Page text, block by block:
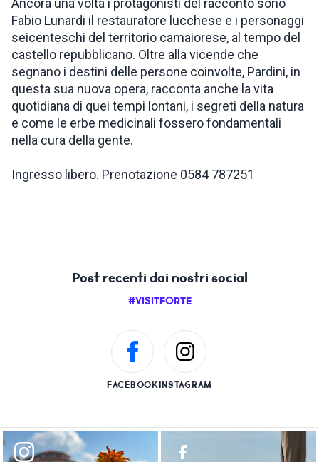
Ancora una volta i protagonisti del racconto sono
Fabio Lunardi il restauratore lucchese e i personaggi
seicenteschi del territorio camaiorese, al tempo del
castello repubblicano. Oltre alla vicende che
segnano i destini delle persone coinvolte, Pardini, in
questa sua nuova opera, racconta anche la vita
quotidiana di quei tempi lontani, i segreti della natura
e come le erbe medicinali fossero fondamentali
nella cura della gente.
Ingresso libero. Prenotazione 0584 787251
Post recenti dai nostri social
#VISITFORTE
FACEBOOKINSTAGRAM